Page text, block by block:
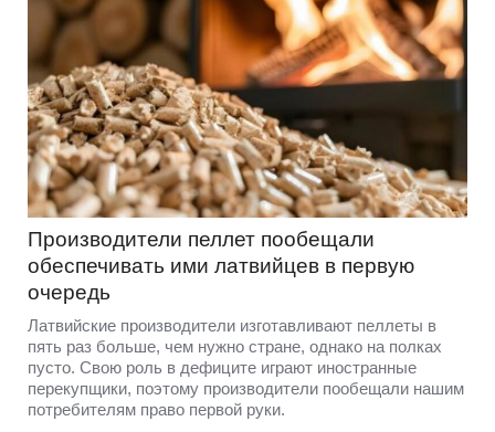
Производители пеллет пообещали
обеспечивать ими латвийцев в первую
очередь
Латвийские производители изготавливают пеллеты в
пять раз больше, чем нужно стране, однако на полках
пусто. Свою роль в дефиците играют иностранные
перекупщики, поэтому производители пообещали нашим
потребителям право первой руки.